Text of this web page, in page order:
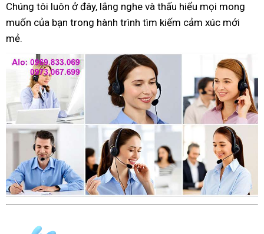
Chúng tôi luôn ở đây, lắng nghe và thấu hiểu mọi mong
muốn của bạn trong hành trình tìm kiếm cảm xúc mới
mẻ.